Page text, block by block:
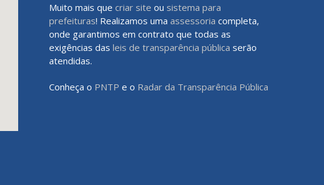
Muito mais que criar site ou sistema para
prefeituras! Realizamos uma assessoria completa,
onde garantimos em contrato que todas as
exigências das leis de transparência pública serão
atendidas.
Conheça o PNTP e o Radar da Transparência Pública